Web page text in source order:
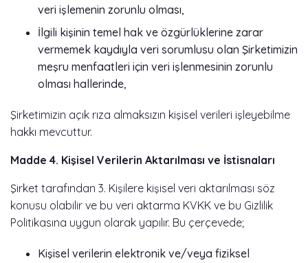
veri işlemenin zorunlu olması,
İlgili kişinin temel hak ve özgürlüklerine zarar
vermemek kaydıyla veri sorumlusu olan Şirketimizin
meşru menfaatleri için veri işlenmesinin zorunlu
olması hallerinde,
Şirketimizin açık rıza almaksızın kişisel verileri işleyebilme
hakkı mevcuttur.
Madde 4. Kişisel Verilerin Aktarılması ve İstisnaları
Şirket tarafından 3. Kişilere kişisel veri aktarılması söz
konusu olabilir ve bu veri aktarma KVKK ve bu Gizlilik
Politikasına uygun olarak yapılır. Bu çerçevede;
Kişisel verilerin elektronik ve/veya fiziksel